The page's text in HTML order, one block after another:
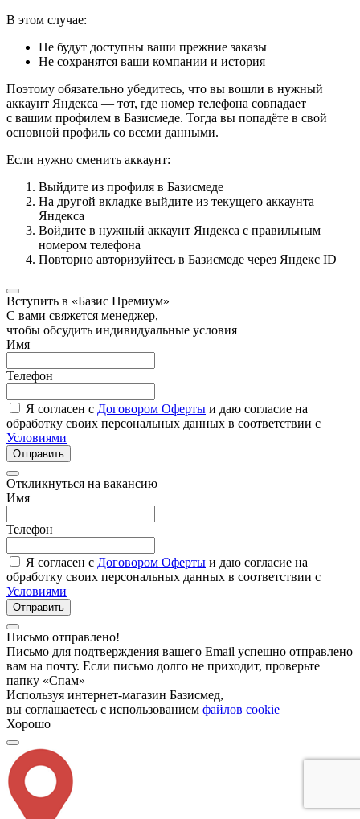
В этом случае:
Не будут доступны ваши прежние заказы
Не сохранятся ваши компании и история
Поэтому обязательно убедитесь, что вы вошли в нужный
аккаунт Яндекса — тот, где номер телефона совпадает
с вашим профилем в Базисмеде. Тогда вы попадёте в свой
основной профиль со всеми данными.
Если нужно сменить аккаунт:
Выйдите из профиля в Базисмеде
На другой вкладке выйдите из текущего аккаунта
Яндекса
Войдите в нужный аккаунт Яндекса с правильным
номером телефона
Повторно авторизуйтесь в Базисмеде через Яндекс ID
Вступить в «Базис Премиум»
С вами свяжется менеджер,
чтобы обсудить индивидуальные условия
Имя
Телефон
Я согласен с Договором Оферты и даю согласие на
обработку своих персональных данных в соответствии с
Условиями
Отправить
Откликнуться на вакансию
Имя
Телефон
Я согласен с Договором Оферты и даю согласие на
обработку своих персональных данных в соответствии с
Условиями
Отправить
Письмо отправлено!
Письмо для подтверждения вашего Email успешно отправлено
вам на почту. Если письмо долго не приходит, проверьте
папку «Спам»
Используя интернет-магазин Базисмед,
вы соглашаетесь с использованием файлов cookie
Хорошо